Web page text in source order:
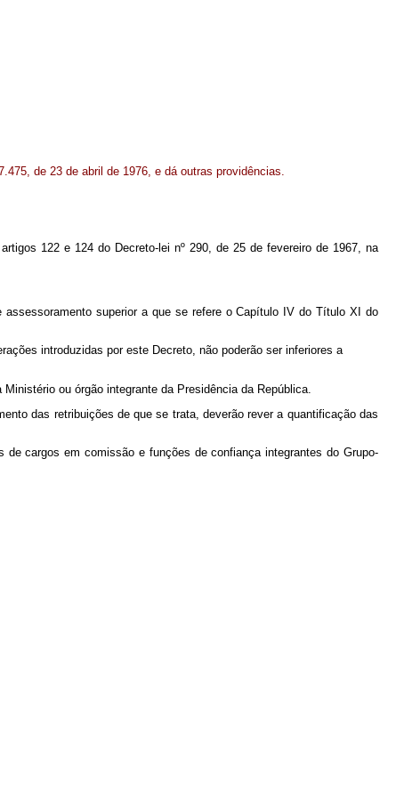
de 23 de abril de 1976, e dá outras providências.
122 e 124 do Decreto-lei nº 290, de 25 de fevereiro de 1967, na
assessoramento superior a que se refere o Capítulo IV do Título XI do
introduzidas por este Decreto, não poderão ser inferiores a
ou órgão integrante da Presidência da República.
das retribuições de que se trata, deverão rever a quantificação das
cargos em comissão e funções de confiança integrantes do Grupo-